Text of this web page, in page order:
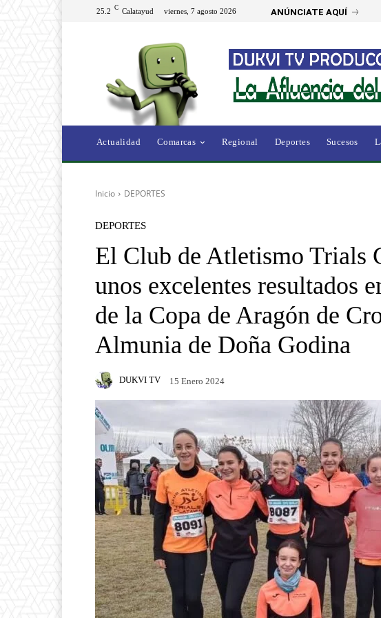
25.2 C Calatayud viernes, 7 agosto 2026 ANÚNCIATE AQUÍ
Actualidad Comarcas Regional Deportes Sucesos
Inicio DEPORTES
DEPORTES
El Club de Atletismo Trials
unos excelentes resultados
de la Copa de Aragón de
Almunia de Doña Godina
DUKVI TV 15 Enero 2024